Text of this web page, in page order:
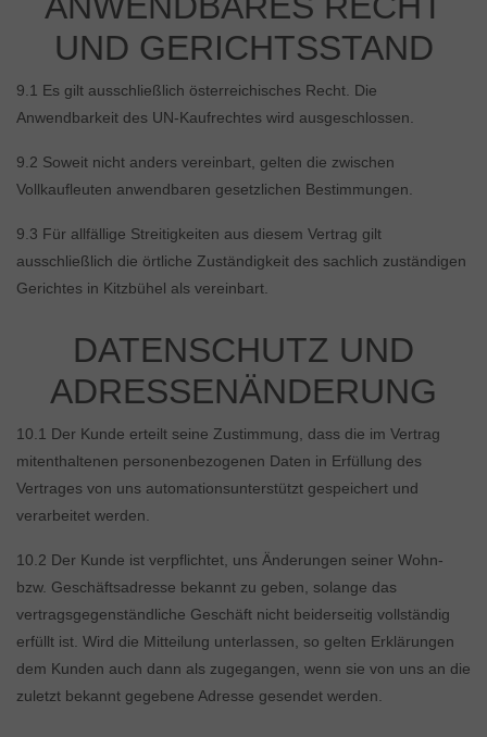
UND GERICHTSSTAND
9.1 Es gilt ausschließlich österreichisches Recht. Die
Anwendbarkeit des UN-Kaufrechtes wird ausgeschlossen.
9.2 Soweit nicht anders vereinbart, gelten die zwischen
Vollkaufleuten anwendbaren gesetzlichen Bestimmungen.
9.3 Für allfällige Streitigkeiten aus diesem Vertrag gilt
ausschließlich die örtliche Zuständigkeit des sachlich zuständigen
Gerichtes in Kitzbühel als vereinbart.
DATENSCHUTZ UND
ADRESSENÄNDERUNG
10.1 Der Kunde erteilt seine Zustimmung, dass die im Vertrag
mitenthaltenen personenbezogenen Daten in Erfüllung des
Vertrages von uns automationsunterstützt gespeichert und
verarbeitet werden.
10.2 Der Kunde ist verpflichtet, uns Änderungen seiner Wohn-
bzw. Geschäftsadresse bekannt zu geben, solange das
vertragsgegenständliche Geschäft nicht beiderseitig vollständig
erfüllt ist. Wird die Mitteilung unterlassen, so gelten Erklärungen
dem Kunden auch dann als zugegangen, wenn sie von uns an die
zuletzt bekannt gegebene Adresse gesendet werden.